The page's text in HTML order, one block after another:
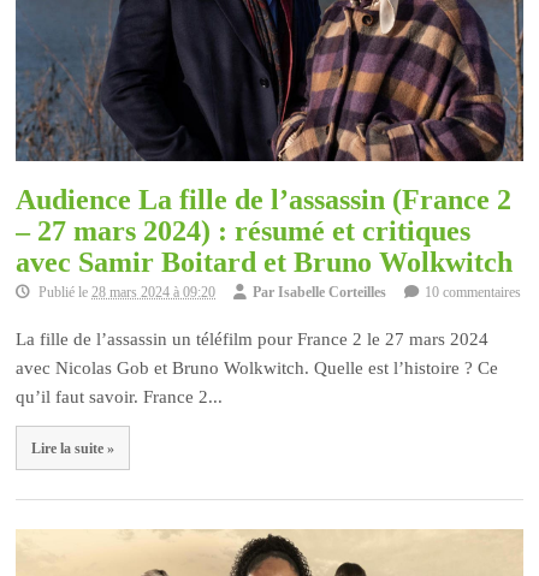
Audience La fille de l’assassin (France 2
– 27 mars 2024) : résumé et critiques
avec Samir Boitard et Bruno Wolkwitch
Publié le28 mars 2024 à 09:20 ParIsabelle Corteilles 10 commentaires
La fille de l’assassin un téléfilm pour France 2 le 27 mars 2024
avec Nicolas Gob et Bruno Wolkwitch. Quelle est l’histoire ? Ce
qu’il faut savoir. France 2...
Lire la suite »